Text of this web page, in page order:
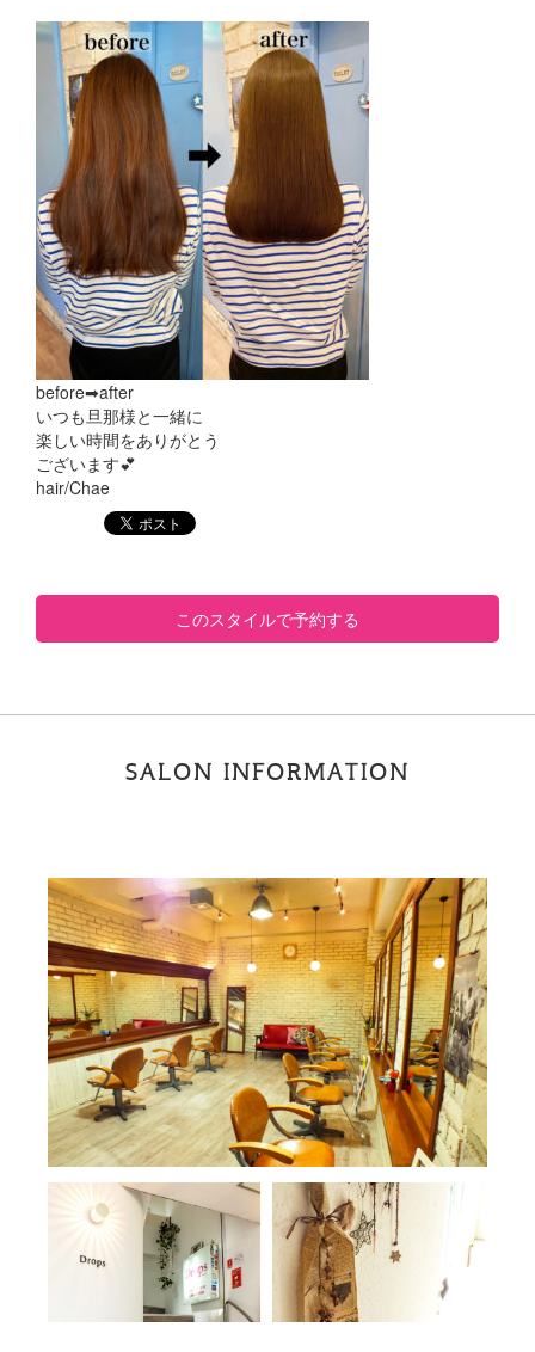
before➡︎after
いつも旦那様と一緒に
楽しい時間をありがとう
ございます💕
hair/Chae
このスタイルで予約する
SALON INFORMATION